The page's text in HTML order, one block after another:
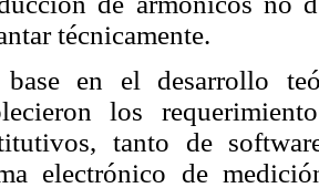
técnicamente.
en el desarrollo
los
tanto de
electrónico de